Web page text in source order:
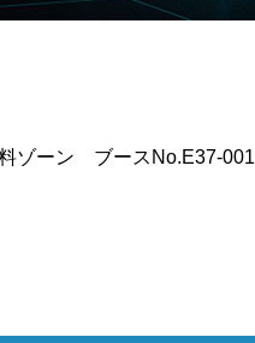
ゾーン ブースNo.E37-001